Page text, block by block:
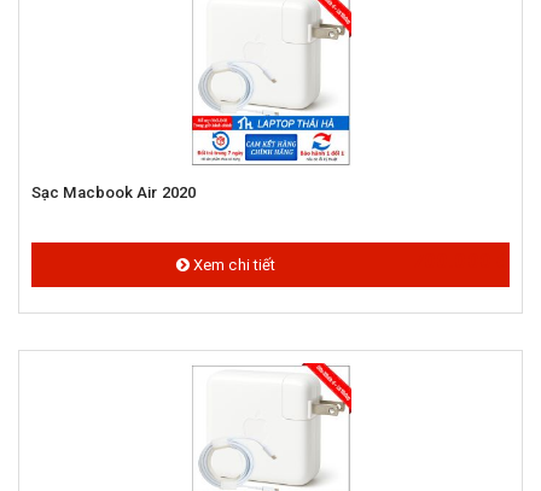
Sạc Macbook Air 2020
Xem chi tiết